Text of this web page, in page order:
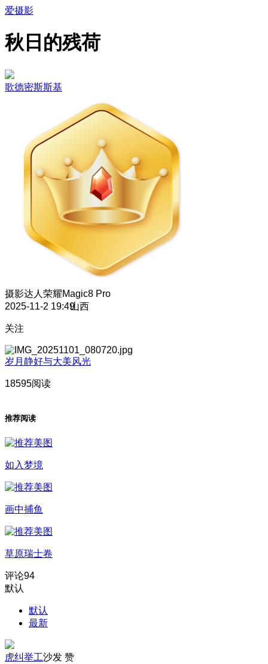
爱摄影
秋日的残荷
歌德密斯斯基
摄影达人 荣耀Magic8 Pro
2025-11-2 19:49山西
关注
岁月静好与大美风光
18595阅读
推荐阅读
如入梦境
画中捕鱼
草原瑞士卷
评论94
默认
默认
最新
虎纠举工沙发 赞